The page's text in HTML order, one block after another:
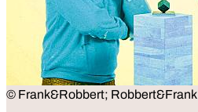
© Frank&Robbert; Robbert&Frank